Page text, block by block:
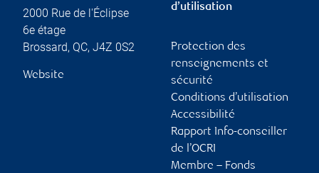
2000 Rue de l'Éclipse
6e étage
Brossard, QC, J4Z 0S2
Website
d’utilisation
Protection des
renseignements et
sécurité
Conditions d’utilisation
Accessibilité
Rapport Info-conseiller
de l’OCRI
Membre – Fonds